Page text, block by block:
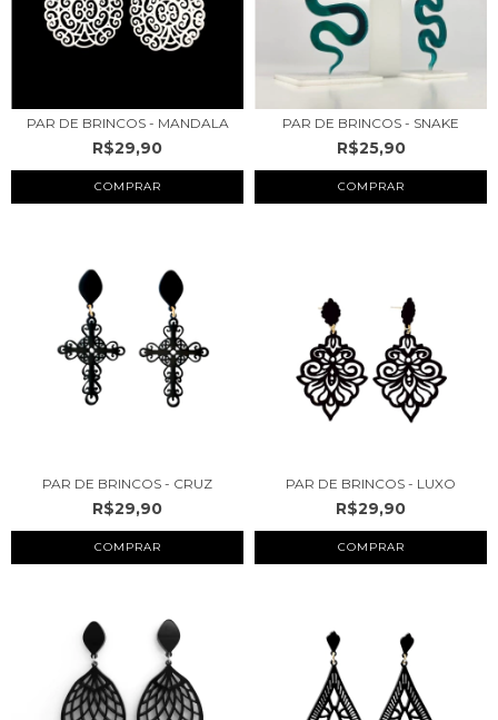
PAR DE BRINCOS - MANDALA
R$29,90
COMPRAR
PAR DE BRINCOS - SNAKE
R$25,90
COMPRAR
PAR DE BRINCOS - CRUZ
R$29,90
COMPRAR
PAR DE BRINCOS - LUXO
R$29,90
COMPRAR